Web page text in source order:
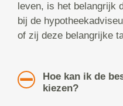
leven, is het belangrijk
bij de
of zij deze belangrijke
Hoe kan ik de
kiezen?